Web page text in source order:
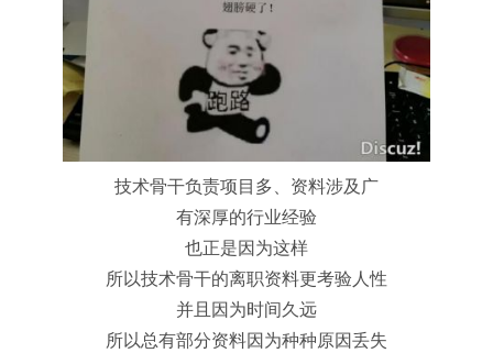
技术骨干负责项目多、资料涉及广
有深厚的行业经验
也正是因为这样
所以技术骨干的离职资料更考验人性
并且因为时间久远
所以总有部分资料因为种种原因丢失